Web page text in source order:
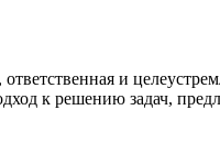
и
к решению задач,